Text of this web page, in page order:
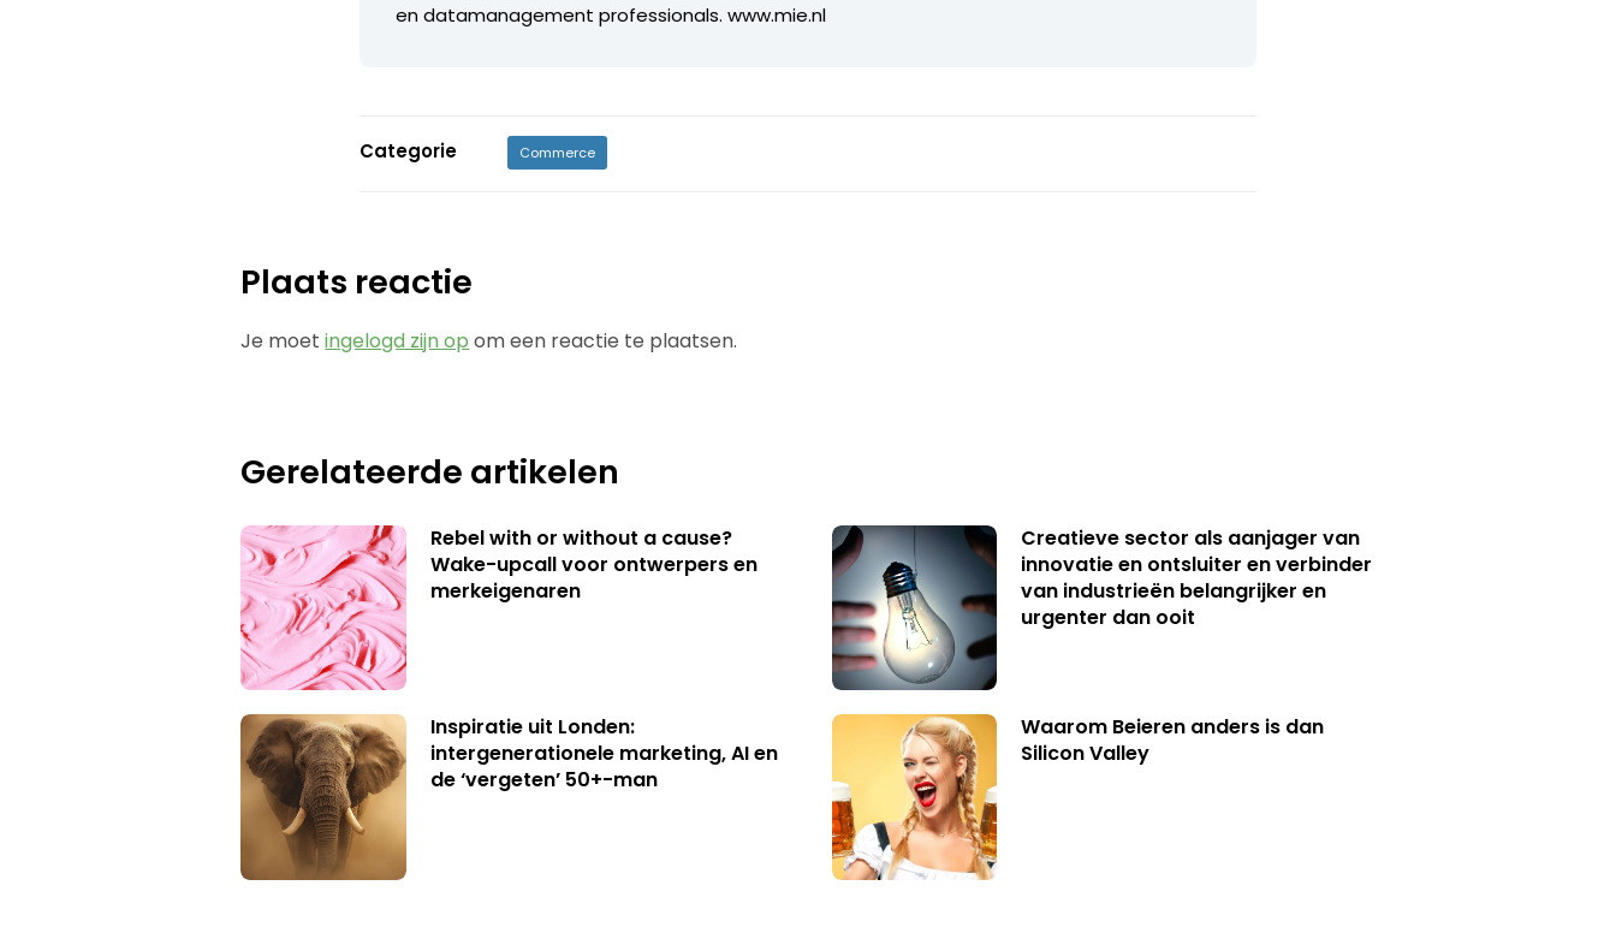
en datamanagement professionals. www.mie.nl
Categorie Commerce
Plaats reactie
Je moetingelogd zijn op om een reactie te plaatsen.
Gerelateerde artikelen
Rebel with or without a cause?
Wake-upcall voor ontwerpers en
merkeigenaren
Creatieve sector als aanjager van
innovatie en ontsluiter en verbinder
van industrieën belangrijker en
urgenter dan ooit
Inspiratie uit Londen:
intergenerationele marketing, AI en
de ‘vergeten’ 50+-man
Waarom Beieren anders is dan
Silicon Valley